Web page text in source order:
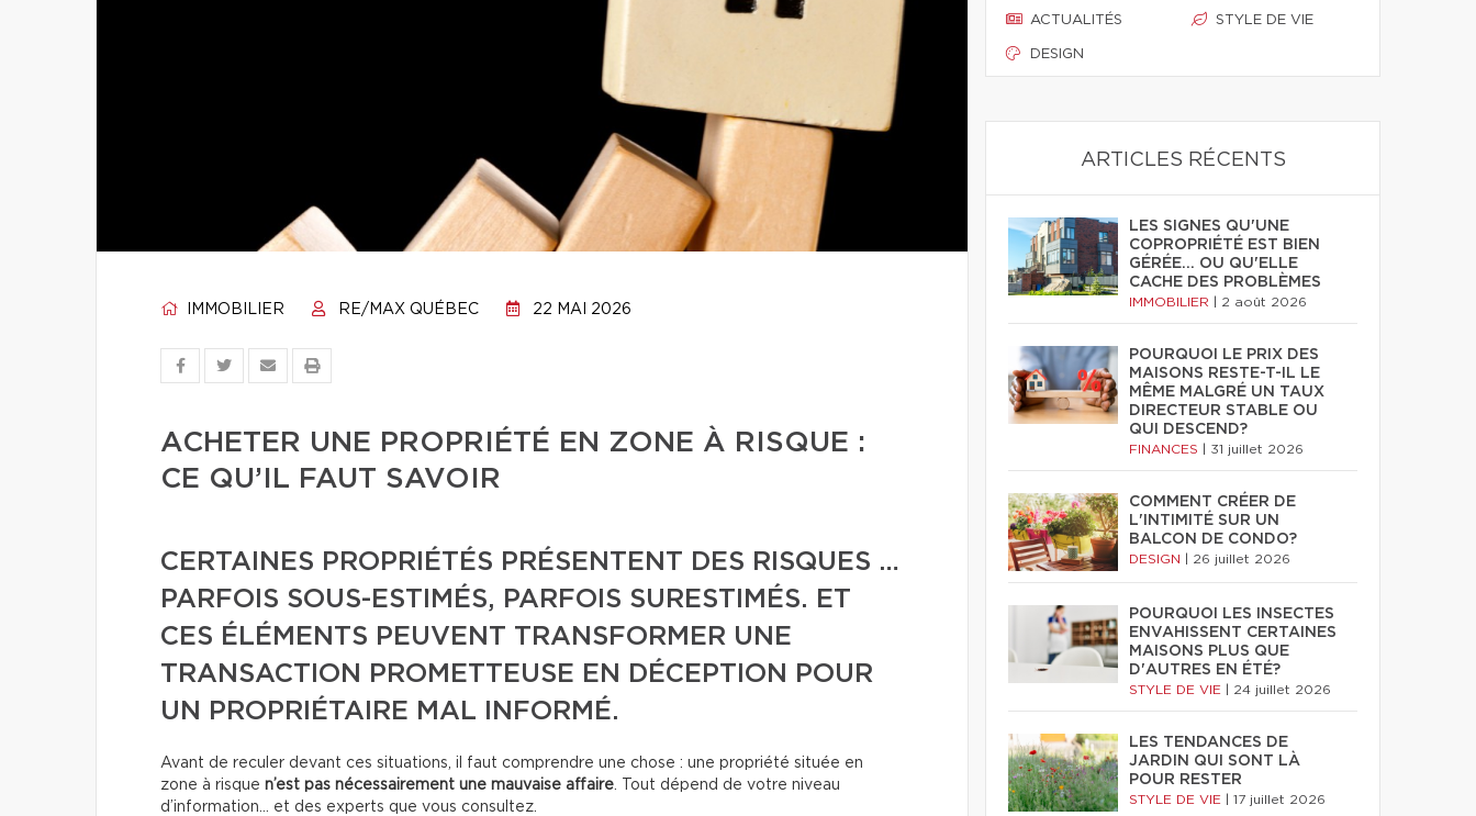
IMMOBILIER RE/MAX QUÉBEC 22 MAI 2026
ACHETER UNE PROPRIÉTÉ EN ZONE À RISQUE :
CE QU’IL FAUT SAVOIR
CERTAINES PROPRIÉTÉS PRÉSENTENT DES RISQUES …
PARFOIS SOUS-ESTIMÉS, PARFOIS SURESTIMÉS. ET
CES ÉLÉMENTS PEUVENT TRANSFORMER UNE
TRANSACTION PROMETTEUSE EN DÉCEPTION POUR
UN PROPRIÉTAIRE MAL INFORMÉ.
Avant de reculer devant ces situations, il faut comprendre une chose : une propriété située en
zone à risque n’est pas nécessairement une mauvaise affaire. Tout dépend de votre niveau
d’information… et des experts que vous consultez.
ACTUALITÉS
DESIGN
STYLE DE VIE
ARTICLES RÉCENTS
LES SIGNES QU'UNE
COPROPRIÉTÉ EST BIEN
GÉRÉE… OU QU'ELLE
CACHE DES PROBLÈMES
IMMOBILIER 2 août 2026
POURQUOI LE PRIX DES
MAISONS RESTE-T-IL LE
MÊME MALGRÉ UN TAUX
DIRECTEUR STABLE OU
QUI DESCEND?
FINANCES 31 juillet 2026
COMMENT CRÉER DE
L'INTIMITÉ SUR UN
BALCON DE CONDO?
DESIGN 26 juillet 2026
POURQUOI LES INSECTES
ENVAHISSENT CERTAINES
MAISONS PLUS QUE
D'AUTRES EN ÉTÉ?
STYLE DE VIE 24 juillet 2026
LES TENDANCES DE
JARDIN QUI SONT LÀ
POUR RESTER
STYLE DE VIE 17 juillet 2026